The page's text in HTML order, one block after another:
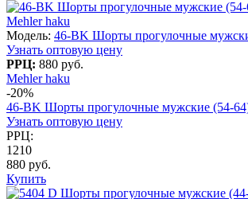
Mehler haku
Модель: 46-BK Шорты прогулочные
Узнать оптовую цену
РРЦ: 880 руб.
Mehler haku
-20%
46-BK Шорты прогулочные мужские (54-
Узнать оптовую цену
РРЦ:
1210
880 руб.
Купить